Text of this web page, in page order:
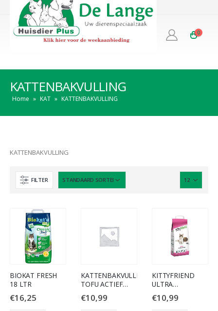
0
KATTENBAKVULLING
Home » KAT » KATTENBAKVULLING
KATTENBAKVULLING
FILTER
BIOKAT FRESH
18 LTR
€16,25
KATTENBAKVULLING
TOFU ACTIEF
KOOL 6L
€10,99
KITTYFRIEND
ULTRA
CLUMPING 15
LITER
€10,99